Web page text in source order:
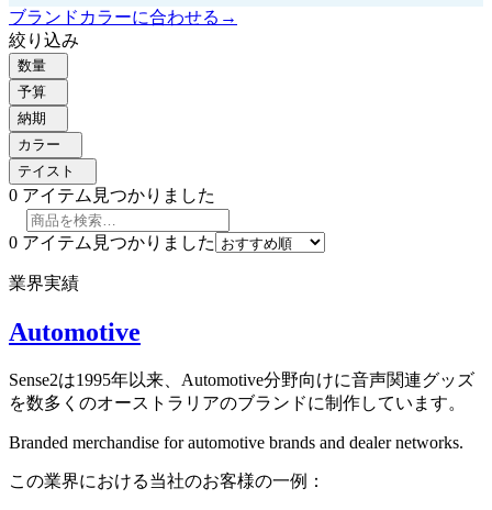
ブランドカラーに合わせる →
絞り込み
数量
予算
納期
カラー
テイスト
0 アイテム見つかりました
0 アイテム見つかりました
業界実績
Automotive
Sense2は1995年以来、Automotive分野向けに音声関連グッズ
を数多くのオーストラリアのブランドに制作しています。
Branded merchandise for automotive brands and dealer networks.
この業界における当社のお客様の一例：